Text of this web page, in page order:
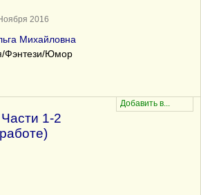
2016
Михайловна
Фэнтези/Юмор
1-2